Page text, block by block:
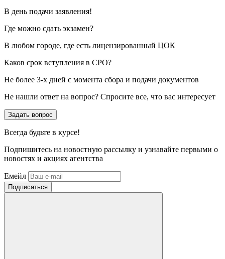
В день подачи заявления!
Где можно сдать экзамен?
В любом городе, где есть лицензированный ЦОК
Каков срок вступления в СРО?
Не более 3-х дней с момента сбора и подачи документов
Не нашли ответ на вопрос? Спросите все, что вас интересует
Задать вопрос
Всегда будьте в курсе!
Подпишитесь на новостную рассылку и узнавайте первыми о
новостях и акциях агентства
Емейл